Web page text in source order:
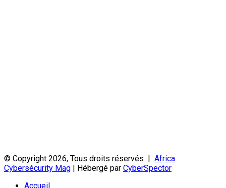
© Copyright 2026, Tous droits réservés | Africa
Cybersécurity Mag | Hébergé par CyberSpector
Accueil